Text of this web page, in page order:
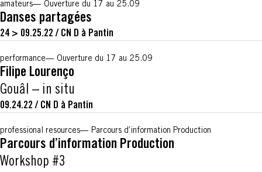
amateurs Ouverture du 17 au 25.09
Danses partagées
24 > 09.25.22 / CN D à Pantin
performance Ouverture du 17 au 25.09
Filipe Lourenço
Gouâl – in situ
09.24.22 / CN D à Pantin
professional resources Parcours d’information Production
Parcours d’information Production
Workshop #3